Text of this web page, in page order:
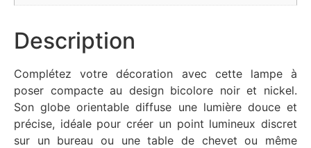
Description
Complétez votre décoration avec cette lampe à
poser compacte au design bicolore noir et nickel.
Son globe orientable diffuse une lumière douce et
précise, idéale pour créer un point lumineux discret
sur un bureau ou une table de chevet ou même